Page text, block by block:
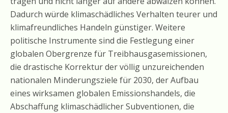
Dadurch würde klimaschädliches Verhalten teurer und
klimafreundliches Handeln günstiger. Weitere
politische Instrumente sind die Festlegung einer
globalen Obergrenze für Treibhausgasemissionen,
die drastische Korrektur der völlig unzureichenden
nationalen Minderungsziele für 2030, der Aufbau
eines wirksamen globalen Emissionshandels, die
Abschaffung klimaschädlicher Subventionen, die